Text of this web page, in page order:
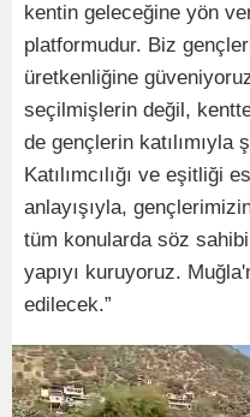
kentin geleceğine yön
platformudur. Biz
üretkenliğine
seçilmişlerin değil,
de gençlerin
Katılımcılığı ve eşitliği
anlayışıyla,
tüm konularda söz
yapıyı kuruyoruz.
edilecek.”